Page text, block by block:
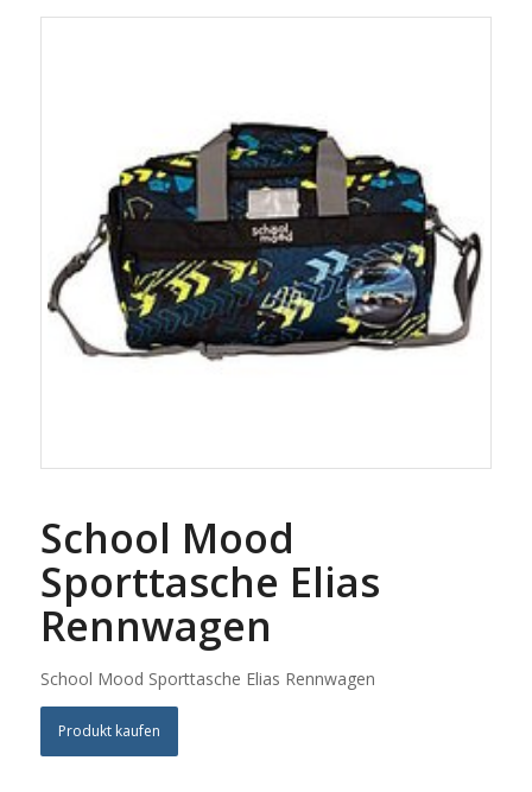
School Mood
Sporttasche Elias
Rennwagen
School Mood Sporttasche Elias Rennwagen
Produkt kaufen